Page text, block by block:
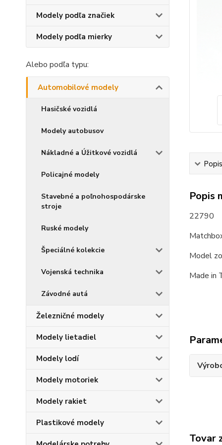
Modely podľa značiek
Modely podľa mierky
Alebo podľa typu:
Automobilové modely
Hasičské vozidlá
Modely autobusov
Nákladné a Úžitkové vozidlá
Policajné modely
Stavebné a poľnohospodárske
stroje
Ruské modely
Špeciálné kolekcie
Vojenská technika
Závodné autá
Železničné modely
Modely lietadiel
Modely lodí
Modely motoriek
Modely rakiet
Plastikové modely
Popis
22790
Model
Made in
Tovar